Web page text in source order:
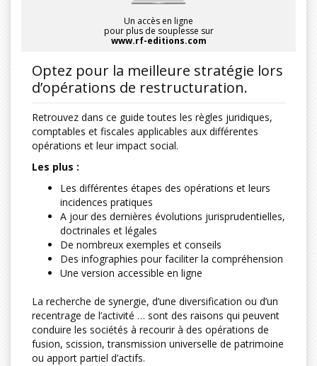
Un accès en ligne
pour plus de souplesse sur
www.rf-editions.com
Optez pour la meilleure stratégie lors
d’opérations de restructuration.
Retrouvez dans ce guide toutes les règles juridiques,
comptables et fiscales applicables aux différentes
opérations et leur impact social.
Les plus :
Les différentes étapes des opérations et leurs
incidences pratiques
A jour des dernières évolutions jurisprudentielles,
doctrinales et légales
De nombreux exemples et conseils
Des infographies pour faciliter la compréhension
Une version accessible en ligne
La recherche de synergie, d’une diversification ou d’un
recentrage de l’activité … sont des raisons qui peuvent
conduire les sociétés à recourir à des opérations de
fusion, scission, transmission universelle de patrimoine
ou apport partiel d’actifs.